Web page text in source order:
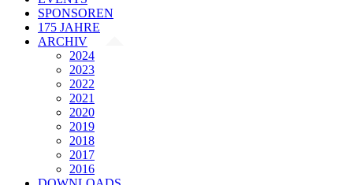
SPONSOREN
175 JAHRE
ARCHIV
2024
2023
2022
2021
2020
2019
2018
2017
2016